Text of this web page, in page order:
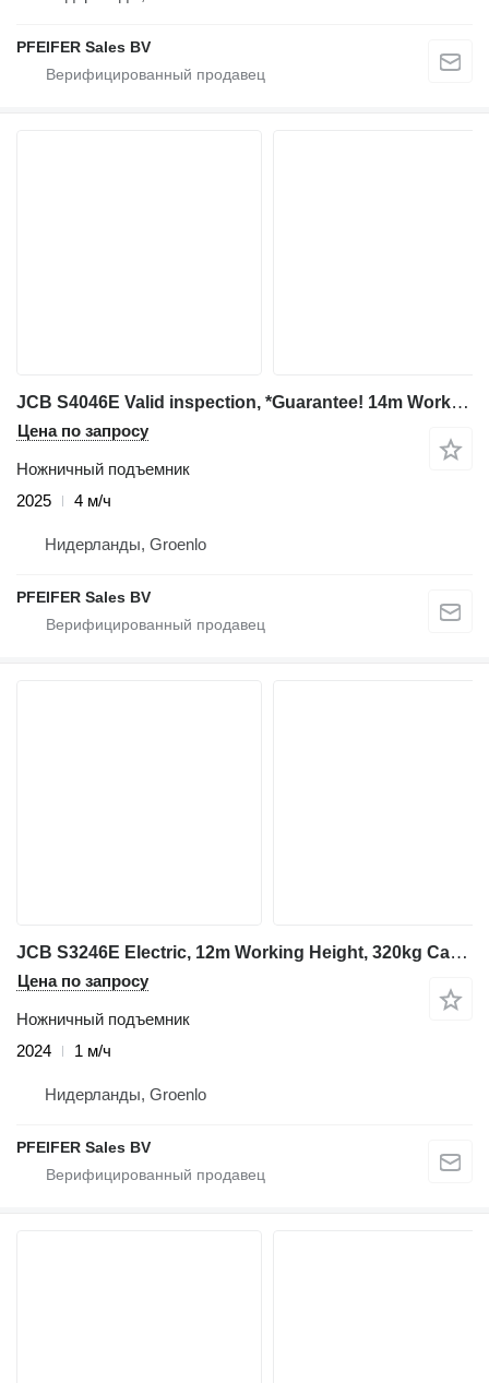
PFEIFER Sales BV
JCB S4046E Valid inspection, *Guarantee! 14m Working H
Цена по запросу
Ножничный подъемник
2025
4 м/ч
Нидерланды, Groenlo
PFEIFER Sales BV
JCB S3246E Electric, 12m Working Height, 320kg Capacit
Цена по запросу
Ножничный подъемник
2024
1 м/ч
Нидерланды, Groenlo
PFEIFER Sales BV